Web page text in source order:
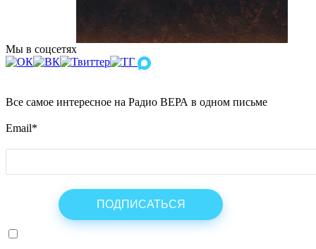
Мы в соцсетях
Все самое интересное на Радио ВЕРА в одном письме
Email*